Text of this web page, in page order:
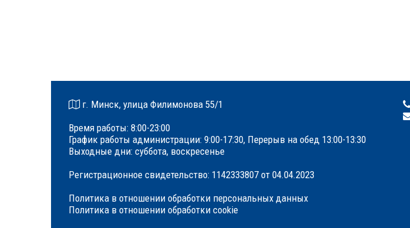
г. Минск, улица Филимонова 55/1
Время работы: 8:00-23:00
График работы администрации: 9:00-17:30, Перерыв на обед 13:00-13:30
Выходные дни: суббота, воскресенье
Регистрационное свидетельство: 1142333807 от 04.04.2023
Политика в отношении обработки персональных данных
Политика в отношении обработки cookie